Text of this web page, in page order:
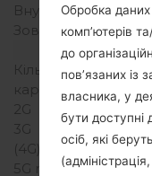
Внутрішня память
Зовнішня память
Кількість місць для
карт
2G
3G
(4G) LTE
5G network
Обробка
комп’ютерів
до
пов’язаних із
власника, у
бути доступні
осіб, які